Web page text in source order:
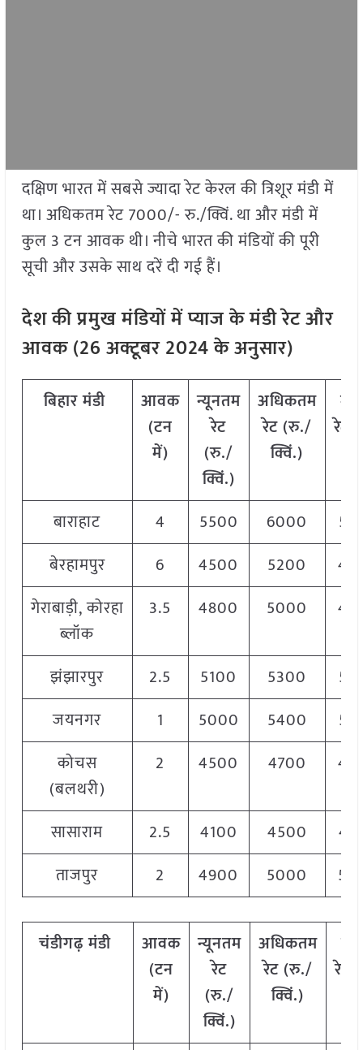
दक्षिण भारत में सबसे ज्यादा रेट केरल की त्रिशूर मंडी में
था। अधिकतम रेट 7000/- रु./क्विं. था और मंडी में
कुल 3 टन आवक थी। नीचे भारत की मंडियों की पूरी
सूची और उसके साथ दरें दी गई हैं।
देश की प्रमुख मंडियों में प्याज के मंडी रेट और
आवक (26 अक्टूबर2024के अनुसार)
बिहार मंडी
आवक
(टन
में)
न्यूनतम
रेट
(रु./
क्विं.)
अधिकतम
रेट (रु./
क्विं.)
रेट
बाराहाट 4 5500 6000
बेरहामपुर
6 4500 5200
गेराबाड़ी, कोरहा
ब्लॉक
3.5 4800 5000
झंझारपुर 2.5 5100 5300
जयनगर
1 5000 5400
कोचस
(बलथरी)
2 4500 4700
सासाराम 2.5 4100 4500
ताजपुर
2 4900 5000
चंडीगढ़ मंडी
आवक
(टन
में)
न्यूनतम
रेट
(रु./
क्विं.)
अधिकतम
रेट (रु./
क्विं.)
रेट